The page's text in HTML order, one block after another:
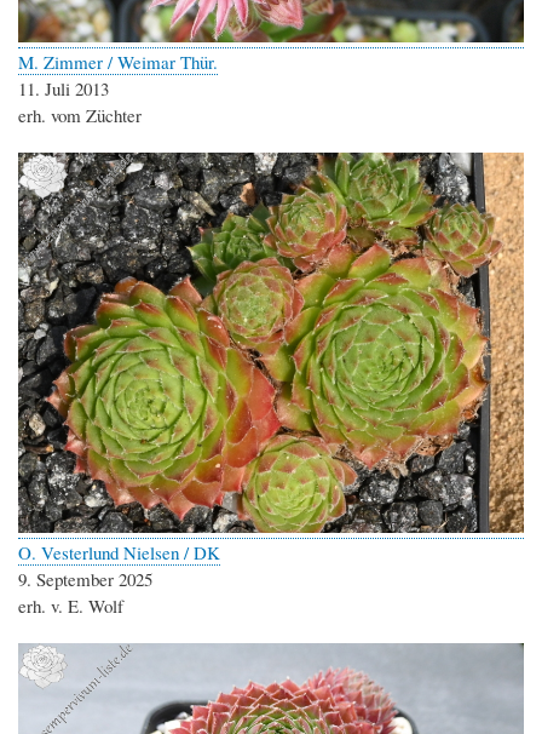
M. Zimmer / Weimar Thür.
11. Juli 2013
erh. vom Züchter
O. Vesterlund Nielsen / DK
9. September 2025
erh. v. E. Wolf